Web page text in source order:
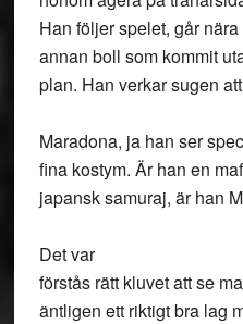
Han följer spelet, går
annan boll som kommit
plan. Han verkar sugen
Maradona, ja han ser
fina kostym. Är han en
japansk samuraj, är han
Det var
förstås rätt kluvet att se
äntligen ett riktigt bra lag